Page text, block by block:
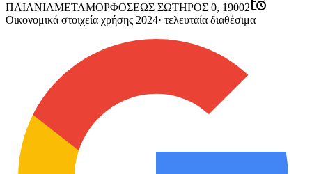
ΠΑΙΑΝΙΑΜΕΤΑΜΟΡΦΟΣΕΩΣ ΣΩΤΗΡΟΣ 0, 19002
Οικονομικά στοιχεία χρήσης 2024· τελευταία διαθέσιμα